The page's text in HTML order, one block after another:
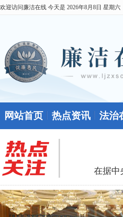
欢迎访问廉洁在线 今天是 2026年8月8日 星期六
网站首页 热点资讯 法治
在据中